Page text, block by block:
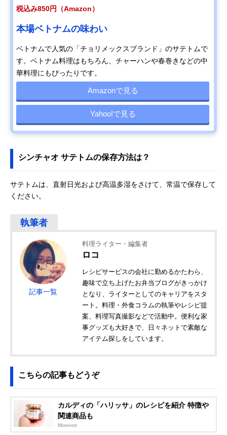
税込み850円（Amazon）
本場ベトナムの味わい
ベトナムで人気の「チョリメックスブランド」のサテトムで
す。ベトナム料理はもちろん、チャーハンや春巻きなどの中
華料理にもぴったりです。
Amazonで見る
Yahoo!で見る
シンチャオ サテトムの保存方法は？
サテトムは、直射日光および高温多湿をさけて、常温で保存して
ください。
記事一覧
料理ライター・編集者
ロコ
レシピサービスの会社に勤めるかたわら、
趣味で立ち上げたお弁当ブログがきっかけ
となり、ライターとしてのキャリアをスタ
ート。料理・外食コラムの執筆やレシピ提
案、料理写真撮影などで活動中。便利な家
事グッズも大好きで、日々ネットで素敵な
アイテム探しをしています。
こちらの記事もどうぞ
カルディの「ハリッサ」のレシピを紹介 特徴や
関連商品も
Moovoo